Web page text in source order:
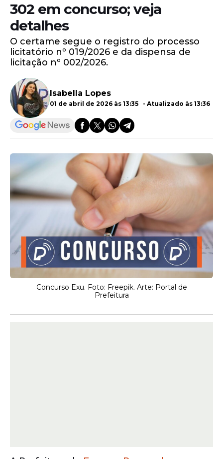
302 em concurso; veja
detalhes
O certame segue o registro do processo
licitatório nº 019/2026 e da dispensa de
licitação nº 002/2026.
Isabella Lopes
01 de abril de 2026 às 13:35 - Atualizado às 13:36
Concurso Exu. Foto: Freepik. Arte: Portal de
Prefeitura